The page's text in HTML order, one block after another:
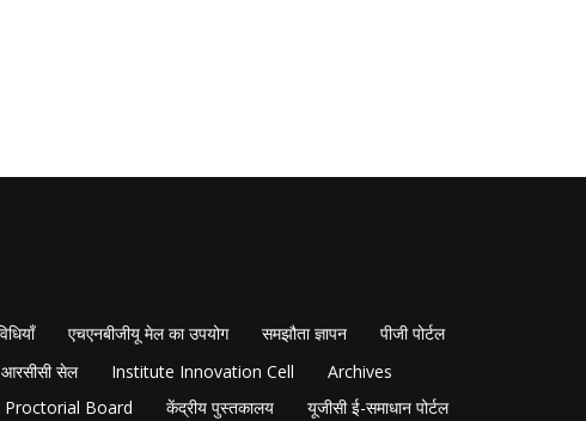
एचएनबीजीयू मेल का उपयोग समझौता ज्ञापन
पीजी पोर्टल
आरसीसी सेल Institute Innovation Cell
Archives
Proctorial Board केंद्रीय पुस्तकालय यूजीसी ई-समाधान पोर्टल